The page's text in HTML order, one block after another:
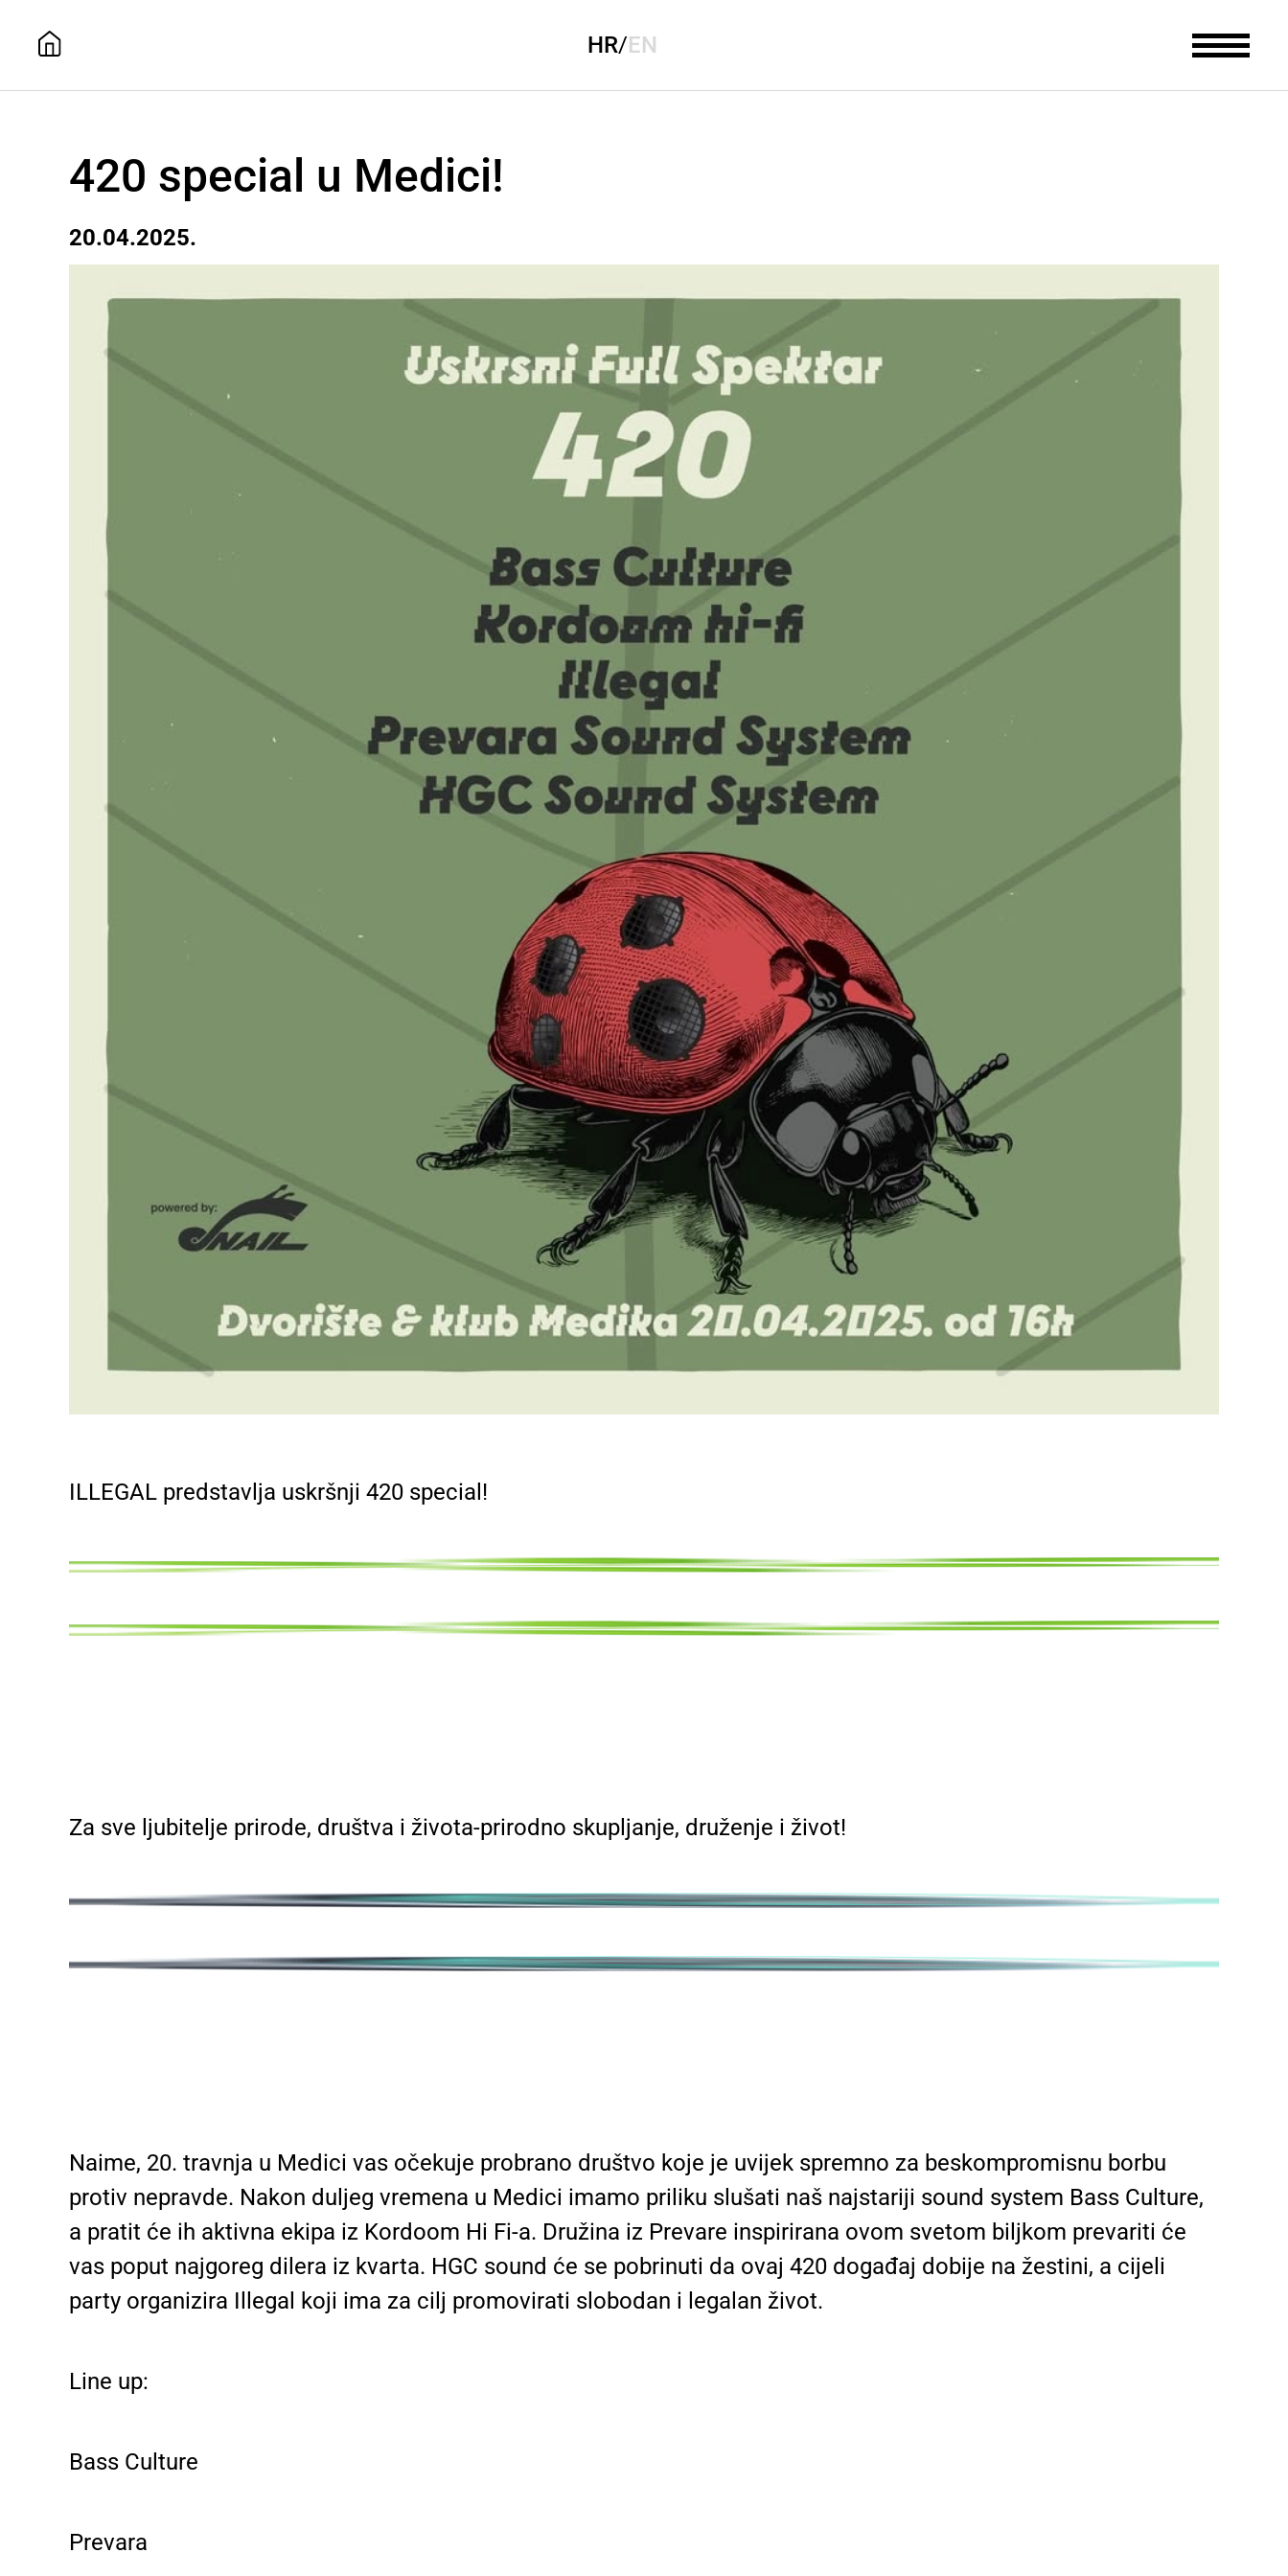
HR/EN
420 special u Medici!
20.04.2025.
ILLEGAL predstavlja uskršnji 420 special!
Za sve ljubitelje prirode, društva i života-prirodno skupljanje, druženje i život!
Naime, 20. travnja u Medici vas očekuje probrano društvo koje je uvijek spremno za beskompromisnu borbu
protiv nepravde. Nakon duljeg vremena u Medici imamo priliku slušati naš najstariji sound system Bass Culture,
a pratit će ih aktivna ekipa iz Kordoom Hi Fi-a. Družina iz Prevare inspirirana ovom svetom biljkom prevariti će
vas poput najgoreg dilera iz kvarta. HGC sound će se pobrinuti da ovaj 420 događaj dobije na žestini, a cijeli
party organizira Illegal koji ima za cilj promovirati slobodan i legalan život.
Line up:
Bass Culture
Prevara